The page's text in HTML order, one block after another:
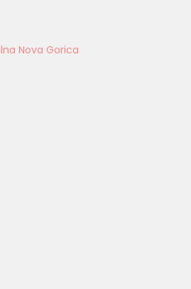
Nova Gorica